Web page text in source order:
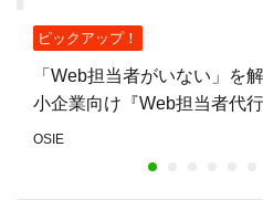
ピックアップ！
「Web担当者がいない」を
小企業向け『Web担当者代
OSIE